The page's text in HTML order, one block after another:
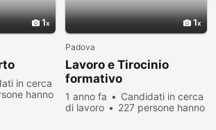
1
in cerca
hanno
1
Padova
Lavoro e Tirocinio
formativo
1 anno fa
Candidati in cerca
di lavoro
227 persone hanno